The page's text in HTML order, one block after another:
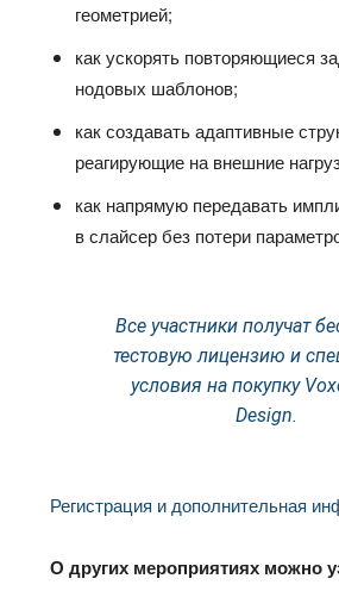
геометрией;
как ускорять повторяющиеся
нодовых шаблонов;
как создавать адаптивные
реагирующие на внешние
как напрямую передавать
в слайсер без потери
Все участники получат
тестовую лицензию и
условия на покупку
Design.
Регистрация и дополнительная
О других мероприятиях можно